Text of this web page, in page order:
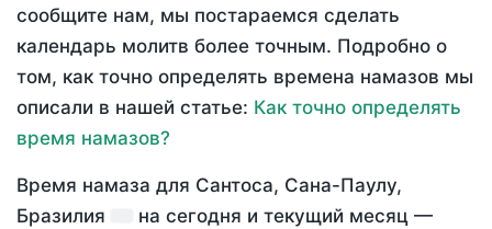
сообщите нам, мы постараемся сделать
календарь молитв более точным. Подробно о
том, как точно определять времена намазов мы
описали в нашей статье: Как точно определять
время намазов?
Время намаза для Сантоса, Сана-Паулу,
Бразилия
на сегодня и текущий месяц —